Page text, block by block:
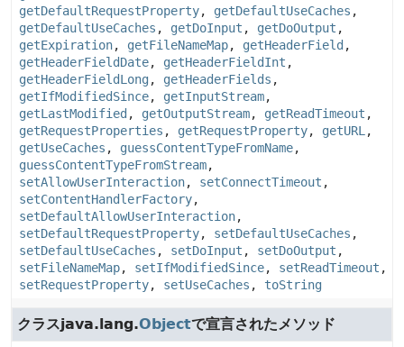
getDefaultRequestProperty, getDefaultUseCaches ,
getDefaultUseCaches , getDoInput , getDoOutput ,
getExpiration, getFileNameMap, getHeaderField ,
getHeaderFieldDate, getHeaderFieldInt ,
getHeaderFieldLong, getHeaderFields ,
getIfModifiedSince, getInputStream,
getLastModified , getOutputStream, getReadTimeout ,
getRequestProperties , getRequestProperty, getURL ,
getUseCaches , guessContentTypeFromName,
guessContentTypeFromStream,
setAllowUserInteraction, setConnectTimeout ,
setContentHandlerFactory,
setDefaultAllowUserInteraction,
setDefaultRequestProperty, setDefaultUseCaches ,
setDefaultUseCaches , setDoInput , setDoOutput ,
setFileNameMap, setIfModifiedSince, setReadTimeout ,
setRequestProperty, setUseCaches , toString
クラスjava.lang.Objectで宣言されたメソッド